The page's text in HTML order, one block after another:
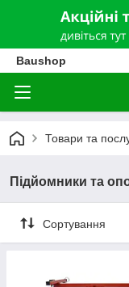
Baushop
Товари та
Підйомники та
Сортування